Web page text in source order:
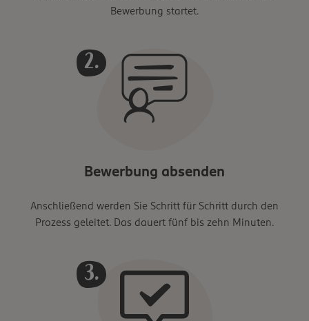
Bewerbung startet.
Bewerbung absenden
Anschließend werden Sie Schritt für Schritt durch den
Prozess geleitet. Das dauert fünf bis zehn Minuten.